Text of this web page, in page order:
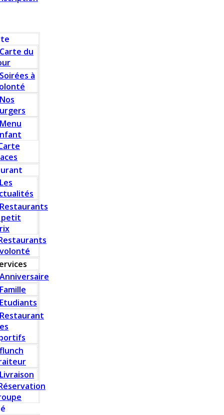
Carte du
Soirées à
Nos
Menu
Les
Restaurants
petit
Anniversaire
Famille
Etudiants
Restaurant
flunch
Livraison